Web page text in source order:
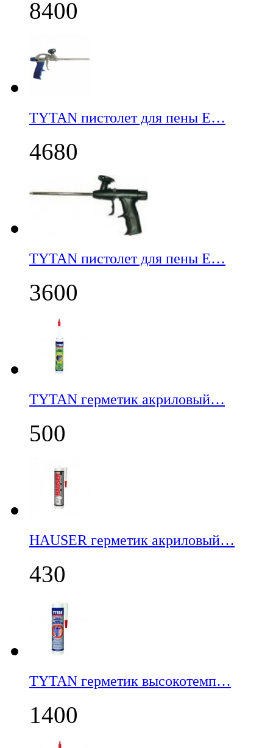
8400
TYTAN пистолет для пены E…
4680
TYTAN пистолет для пены E…
3600
TYTAN герметик акриловый…
500
НАUSER герметик акриловый…
430
TYTAN герметик высокотемп…
1400